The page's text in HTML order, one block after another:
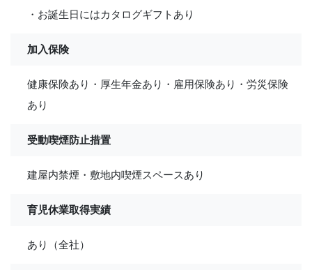
・お誕生日にはカタログギフトあり
加入保険
健康保険あり・厚生年金あり・雇用保険あり・労災保険
あり
受動喫煙防止措置
建屋内禁煙・敷地内喫煙スペースあり
育児休業取得実績
あり（全社）